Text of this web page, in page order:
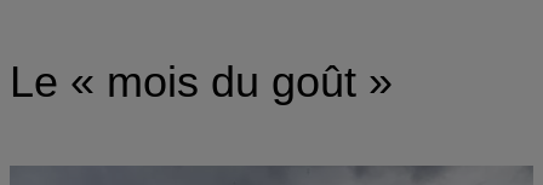
Le « mois du goût »